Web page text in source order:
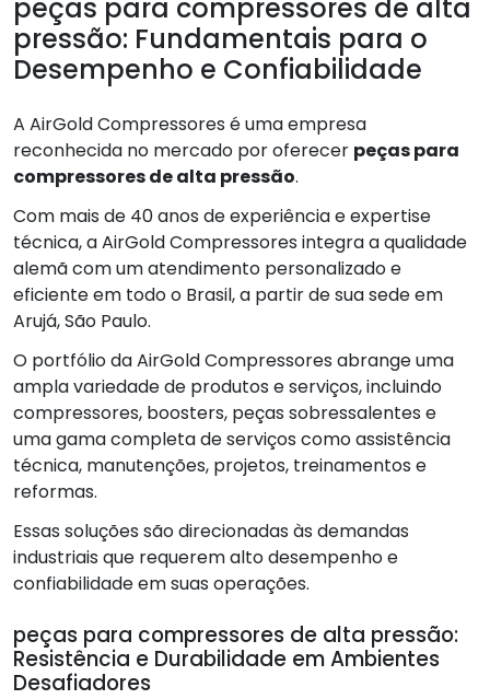
peças para compressores de alta
pressão: Fundamentais para o
Desempenho e Confiabilidade
A AirGold Compressores é uma empresa
reconhecida no mercado por oferecer peças para
compressores de alta pressão.
Com mais de 40 anos de experiência e expertise
técnica, a AirGold Compressores integra a qualidade
alemã com um atendimento personalizado e
eficiente em todo o Brasil, a partir de sua sede em
Arujá, São Paulo.
O portfólio da AirGold Compressores abrange uma
ampla variedade de produtos e serviços, incluindo
compressores, boosters, peças sobressalentes e
uma gama completa de serviços como assistência
técnica, manutenções, projetos, treinamentos e
reformas.
Essas soluções são direcionadas às demandas
industriais que requerem alto desempenho e
confiabilidade em suas operações.
peças para compressores de alta pressão:
Resistência e Durabilidade em Ambientes
Desafiadores